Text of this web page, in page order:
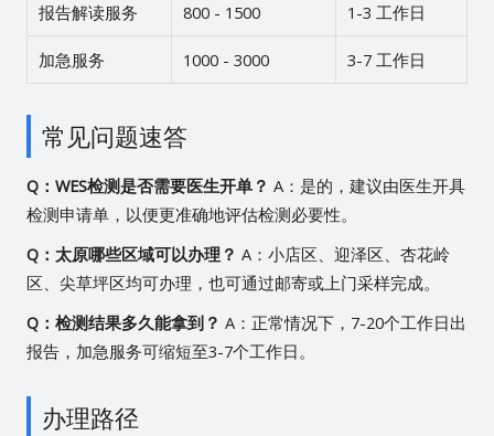
报告解读服务 800 - 1500 1-3 工作日
加急服务 1000 - 3000 3-7 工作日
常见问题速答
Q：WES检测是否需要医生开单？ A：是的，建议由医生开具
检测申请单，以便更准确地评估检测必要性。
Q：太原哪些区域可以办理？ A：小店区、迎泽区、杏花岭
区、尖草坪区均可办理，也可通过邮寄或上门采样完成。
Q：检测结果多久能拿到？ A：正常情况下，7-20个工作日出
报告，加急服务可缩短至3-7个工作日。
办理路径